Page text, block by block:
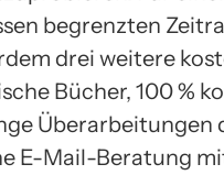
begrenzten
drei weitere
Bücher, 100 %
Überarbeitungen
E-Mail-Beratung